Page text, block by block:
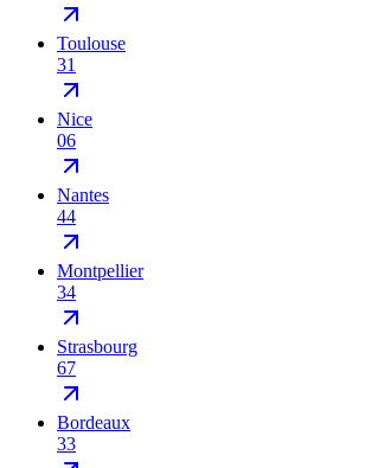
Toulouse
31
Nice
06
Nantes
44
Montpellier
34
Strasbourg
67
Bordeaux
33